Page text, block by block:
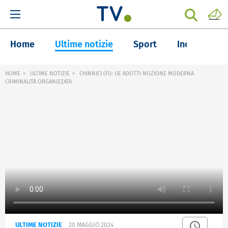
Home Ultime notizie Sport Inchieste
HOME ULTIME NOTIZIE
CHINNICI (FI): UE ADOTTI NOZIONE MODERNA
CRIMINALITÀ ORGANIZZATA
ULTIME NOTIZIE 20 MAGGIO 2024